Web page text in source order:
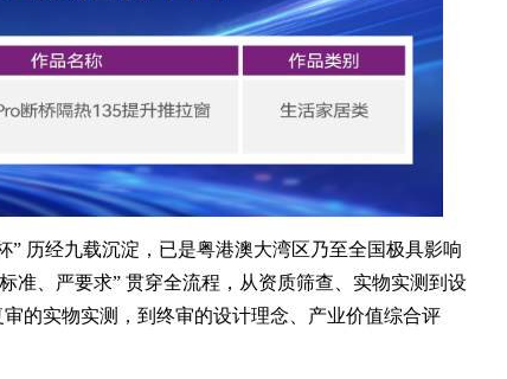
历经九载沉淀，已是粤港澳大湾区乃至全国极具影响
准、严要求” 贯穿全流程，从资质筛查、实物实测到设
的实物实测，到终审的设计理念、产业价值综合评